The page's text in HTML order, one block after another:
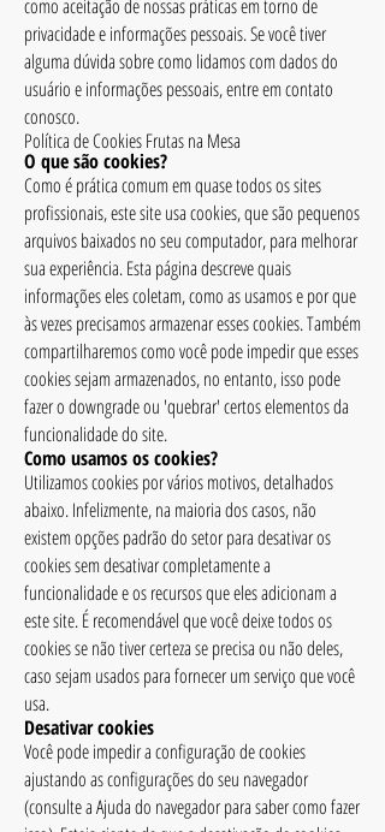
como aceitação de nossas práticas em torno de
privacidade e informações pessoais. Se você tiver
alguma dúvida sobre como lidamos com dados do
usuário e informações pessoais, entre em contato
conosco.
Política de Cookies Frutas na Mesa
O que são cookies?
Como é prática comum em quase todos os sites
profissionais, este site usa cookies, que são pequenos
arquivos baixados no seu computador, para melhorar
sua experiência. Esta página descreve quais
informações eles coletam, como as usamos e por que
às vezes precisamos armazenar esses cookies. Também
compartilharemos como você pode impedir que esses
cookies sejam armazenados, no entanto, isso pode
fazer o downgrade ou 'quebrar' certos elementos da
funcionalidade do site.
Como usamos os cookies?
Utilizamos cookies por vários motivos, detalhados
abaixo. Infelizmente, na maioria dos casos, não
existem opções padrão do setor para desativar os
cookies sem desativar completamente a
funcionalidade e os recursos que eles adicionam a
este site. É recomendável que você deixe todos os
cookies se não tiver certeza se precisa ou não deles,
caso sejam usados ​​para fornecer um serviço que você
usa.
Desativar cookies
Você pode impedir a configuração de cookies
ajustando as configurações do seu navegador
(consulte a Ajuda do navegador para saber como fazer